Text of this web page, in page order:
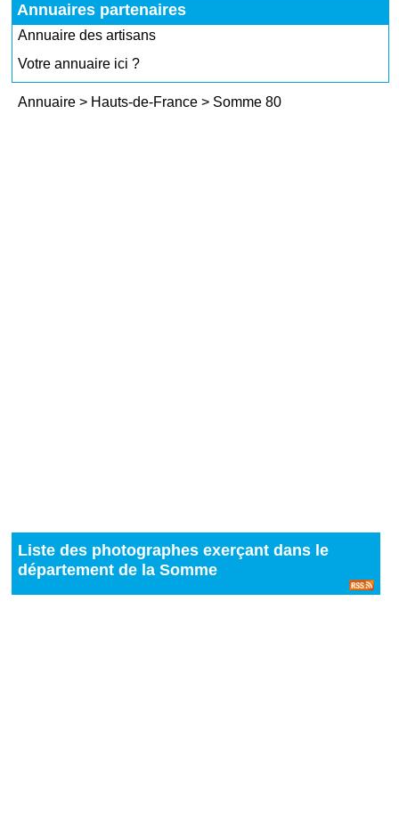
Annuaires partenaires
Annuaire des artisans
Votre annuaire ici ?
Annuaire > Hauts-de-France> Somme 80
Liste des photographes exerçant dans le
département de la Somme